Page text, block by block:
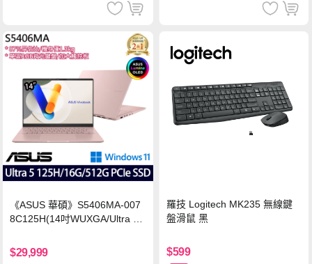
《ASUS 華碩》S5406MA-007
8C125H(14吋WUXGA/Ultra 5
n11/二年保)
$29,999
羅技 Logitech MK235 無線鍵
盤滑鼠 黑
$599